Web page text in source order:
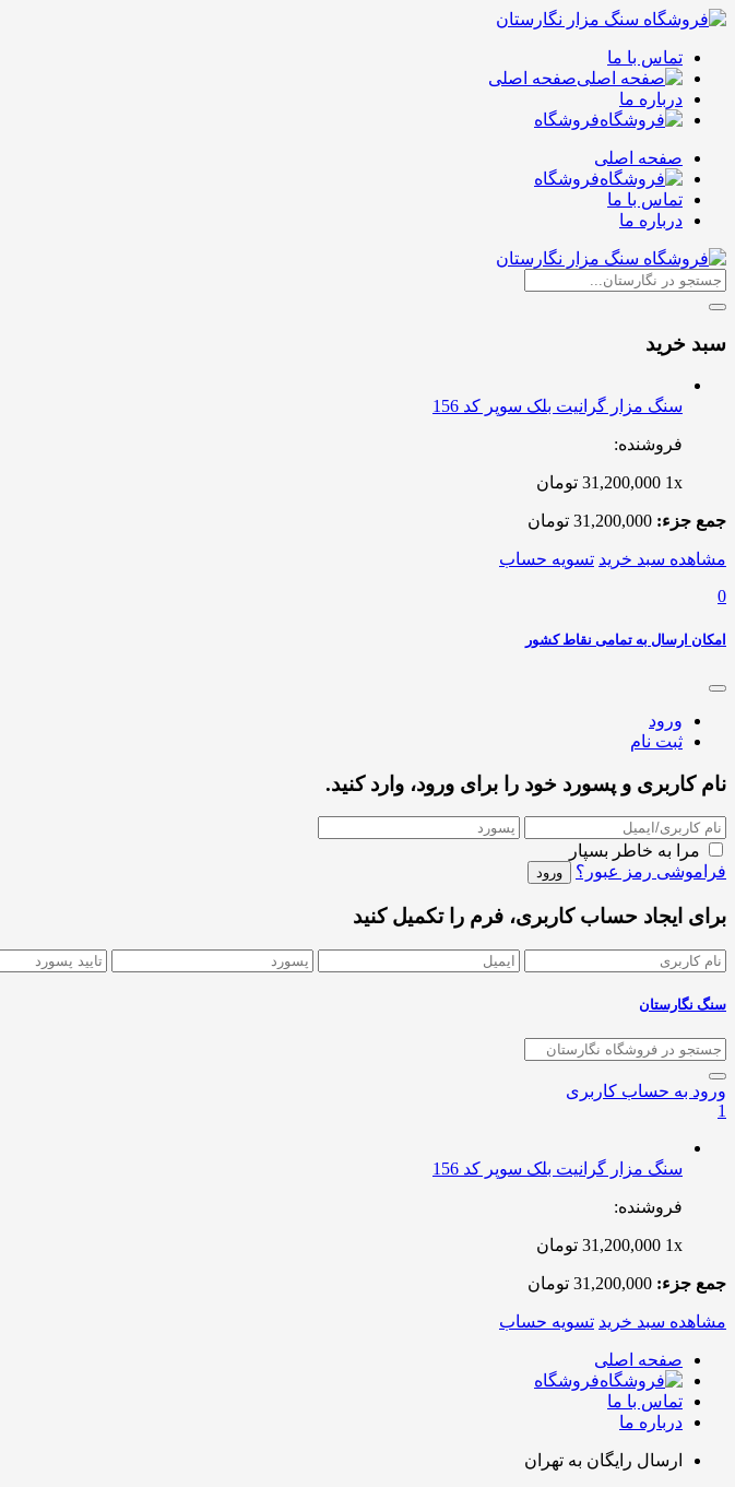
تماس با ما
صفحه اصلی
درباره ما
فروشگاه
صفحه اصلی
فروشگاه
تماس با ما
درباره ما
سبد خرید
سنگ مزار گرانیت بلک سوپر کد 156
فروشنده:
1x
31,200,000 تومان
جمع جزء: 31,200,000 تومان
مشاهده سبد خرید تسویه حساب
0
امکان ارسال به تمامی نقاط کشور
ورود
ثبت نام
نام کاربری و پسورد خود را برای ورود، وارد کنید.
مرا به خاطر بسپار
فراموشی رمز عبور؟
برای ایجاد حساب کاربری، فرم را تکمیل کنید
سنگ نگارستان
ورود به حساب کاربری
1
سنگ مزار گرانیت بلک سوپر کد 156
فروشنده:
1x
31,200,000 تومان
جمع جزء: 31,200,000 تومان
مشاهده سبد خرید تسویه حساب
صفحه اصلی
فروشگاه
تماس با ما
درباره ما
ارسال رایگان به تهران